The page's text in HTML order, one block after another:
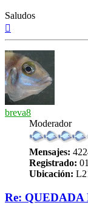
Saludos
breva8
Moderador
Mensajes:
Registrado:
Ubicación:
Re: